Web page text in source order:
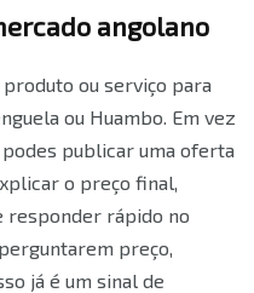
angolano
ou serviço para
ou Huambo. Em vez
publicar uma oferta
o preço final,
responder rápido no
preço,
já é um sinal de